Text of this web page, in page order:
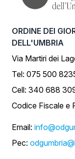
ORDINE DEI
DELL'UMBRIA
Via Martiri dei
Tel: 075 500
Cell: 340 688
Codice Fiscale
Email:
Pec: